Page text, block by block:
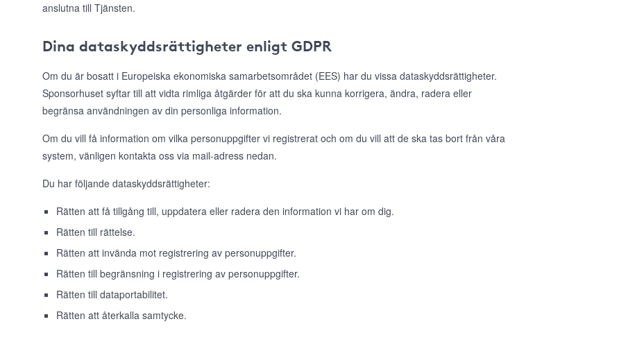
anslutna till Tjänsten.
Dina dataskyddsrättigheter enligt GDPR
Om du är bosatt i Europeiska ekonomiska samarbetsområdet (EES) har du vissa dataskyddsrättigheter.
Sponsorhuset syftar till att vidta rimliga åtgärder för att du ska kunna korrigera, ändra, radera eller
begränsa användningen av din personliga information.
Om du vill få information om vilka personuppgifter vi registrerat och om du vill att de ska tas bort från våra
system, vänligen kontakta oss via mail-adress nedan.
Du har följande dataskyddsrättigheter:
Rätten att få tillgång till, uppdatera eller radera den information vi har om dig.
Rätten till rättelse.
Rätten att invända mot registrering av personuppgifter.
Rätten till begränsning i registrering av personuppgifter.
Rätten till dataportabilitet.
Rätten att återkalla samtycke.